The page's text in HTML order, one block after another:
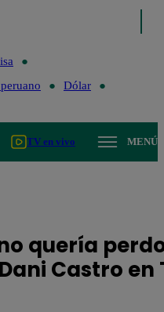
Dólar
TV en vivo MENÚ
quería
Castro